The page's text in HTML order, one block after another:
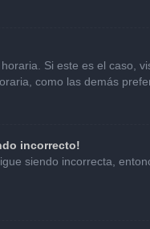
Si este es el caso,
como las demás
incorrecto!
siendo incorrecta,